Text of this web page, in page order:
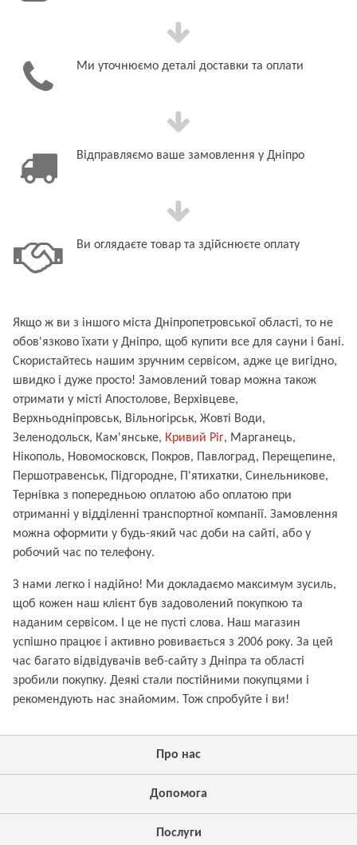
Ми уточнюємо деталі доставки та оплати
Відправляємо ваше замовлення у Дніпро
Ви оглядаєте товар та здійснюєте оплату
Якщо ж ви з іншого міста Дніпропетровської області, то не
обов'язково їхати у Дніпро, щоб купити все для сауни і бані.
Скористайтесь нашим зручним сервісом, адже це вигідно,
швидко і дуже просто! Замовлений товар можна також
отримати у місті Апостолове, Верхівцеве,
Верхньодніпровськ, Вільногірськ, Жовті Води,
Зеленодольск, Кам'янське, Кривий Ріг, Марганець,
Нікополь, Новомосковск, Покров, Павлоград, Перещепине,
Першотравенськ, Підгородне, П'ятихатки, Синельникове,
Тернівка з попередньою оплатою або оплатою при
отриманні у відділенні транспортної компанії. Замовлення
можна оформити у будь-який час доби на сайті, або у
робочий час по телефону.
З нами легко і надійно! Ми докладаємо максимум зусиль,
щоб кожен наш клієнт був задоволений покупкою та
наданим сервісом. І це не пусті слова. Наш магазин
успішно працює і активно ровивається з 2006 року. За цей
час багато відвідувачів веб-сайту з Дніпра та області
зробили покупку. Деякі стали постійними покупцями і
рекомендують нас знайомим. Тож спробуйте і ви!
Про нас
Допомога
Послуги